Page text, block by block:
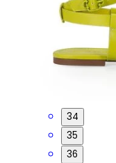
34
35
36